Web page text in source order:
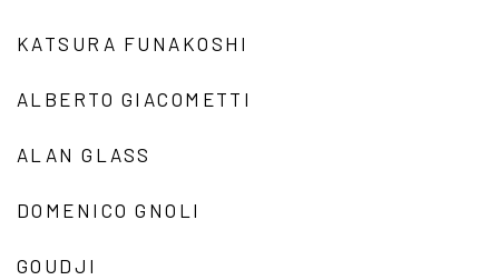
KATSURA FUNAKOSHI
ALBERTO GIACOMETTI
ALAN GLASS
DOMENICO GNOLI
GOUDJI